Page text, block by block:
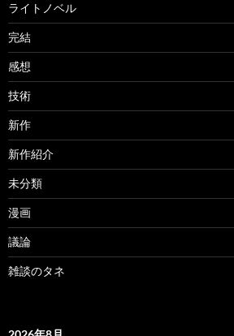
ライトノベル
完結
感想
技術
新作
新作紹介
未分類
漫画
議論
雑談のタネ